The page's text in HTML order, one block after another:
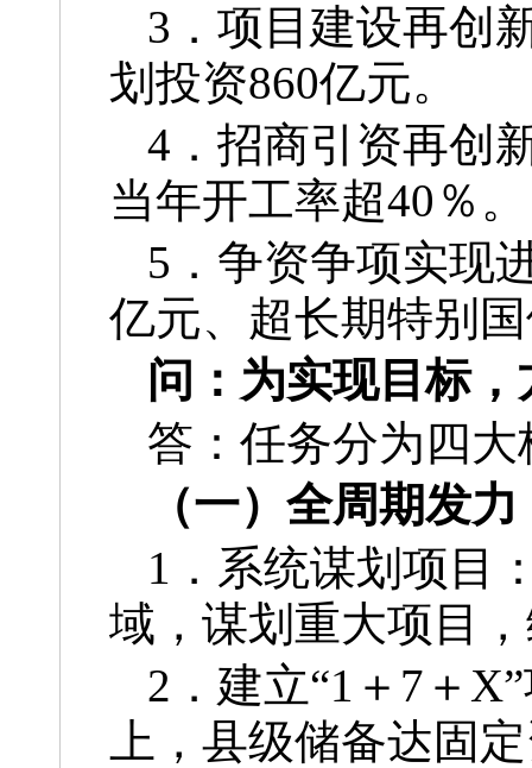
3．项目建设再创
划投资860亿元。
4．招商引资再创
当年开工率超40％。
5．争资争项实现
亿元、超长期特别
问：为实现目标
答：任务分为四
（一）全周期发
1．系统谋划项目
域，谋划重大项目
2．建立“1＋7＋
上，县级储备达固